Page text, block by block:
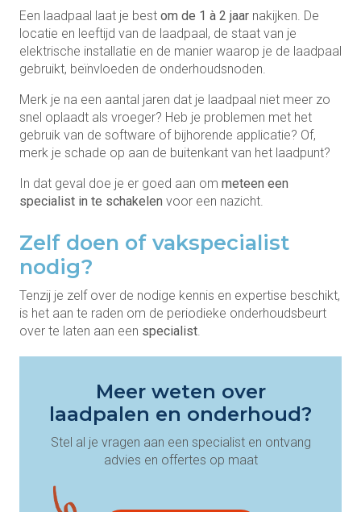
Een laadpaal laat je best om de 1 à 2 jaar nakijken. De
locatie en leeftijd van de laadpaal, de staat van je
elektrische installatie en de manier waarop je de laadpaal
gebruikt, beïnvloeden de onderhoudsnoden.
Merk je na een aantal jaren dat je laadpaal niet meer zo
snel oplaadt als vroeger? Heb je problemen met het
gebruik van de software of bijhorende applicatie? Of,
merk je schade op aan de buitenkant van het laadpunt?
In dat geval doe je er goed aan om meteen een
specialist in te schakelen voor een nazicht.
Zelf doen of vakspecialist
nodig?
Tenzij je zelf over de nodige kennis en expertise beschikt,
is het aan te raden om de periodieke onderhoudsbeurt
over te laten aan een specialist
Meer weten over
laadpalen en onderhoud?
Stel al je vragen aan een specialist en ontvang
advies en offertes op maat